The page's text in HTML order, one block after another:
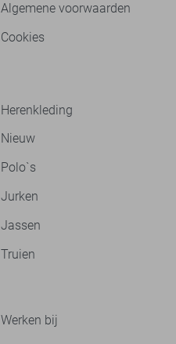
Algemene voorwaarden
Cookies
Herenkleding
Nieuw
Polo`s
Jurken
Jassen
Truien
Werken bij